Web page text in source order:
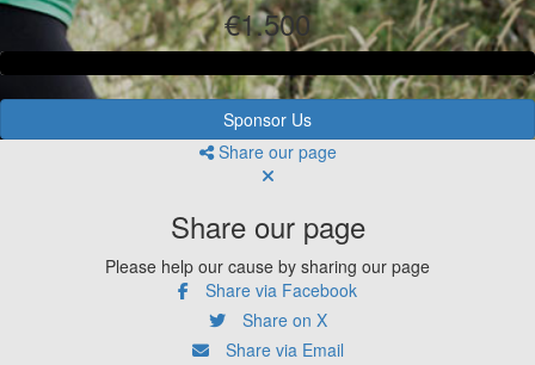
€1.500
Sponsor Us
Share our page
Share our page
Please help our cause by sharing our page
Share via Facebook
Share on X
Share via Email